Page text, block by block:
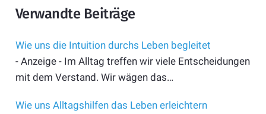
Verwandte Beiträge
Wie uns die Intuition durchs Leben begleitet
- Anzeige - Im Alltag treffen wir viele Entscheidungen
mit dem Verstand. Wir wägen das…
Wie uns Alltagshilfen das Leben erleichtern